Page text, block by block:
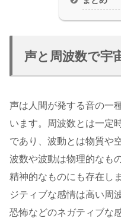
声と周波数で宇
声は人間が発する音の一
います。周波数とは一定
であり、波動とは物質や
波数や波動は物理的なも
精神的なものにも存在し
ジティブな感情は高い周
恐怖などのネガティブな